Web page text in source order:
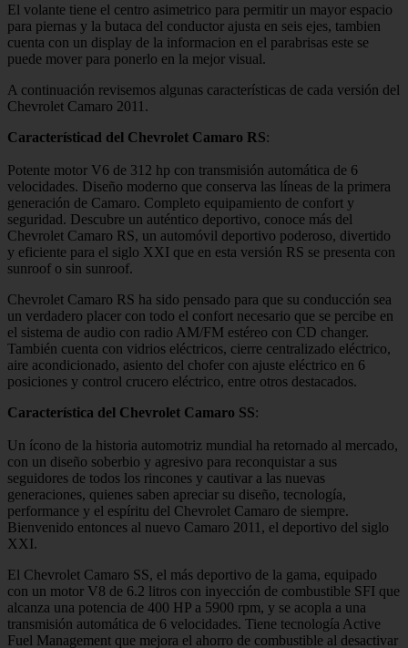
El volante tiene el centro asimetrico para permitir un mayor espacio
para piernas y la butaca del conductor ajusta en seis ejes, tambien
cuenta con un display de la informacion en el parabrisas este se
puede mover para ponerlo en la mejor visual.
A continuación revisemos algunas características de cada versión del
Chevrolet Camaro 2011.
Característicad del Chevrolet Camaro RS:
Potente motor V6 de 312 hp con transmisión automática de 6
velocidades. Diseño moderno que conserva las líneas de la primera
generación de Camaro. Completo equipamiento de confort y
seguridad. Descubre un auténtico deportivo, conoce más del
Chevrolet Camaro RS, un automóvil deportivo poderoso, divertido
y eficiente para el siglo XXI que en esta versión RS se presenta con
sunroof o sin sunroof.
Chevrolet Camaro RS ha sido pensado para que su conducción sea
un verdadero placer con todo el confort necesario que se percibe en
el sistema de audio con radio AM/FM estéreo con CD changer.
También cuenta con vidrios eléctricos, cierre centralizado eléctrico,
aire acondicionado, asiento del chofer con ajuste eléctrico en 6
posiciones y control crucero eléctrico, entre otros destacados.
Característica del Chevrolet Camaro SS:
Un ícono de la historia automotriz mundial ha retornado al mercado,
con un diseño soberbio y agresivo para reconquistar a sus
seguidores de todos los rincones y cautivar a las nuevas
generaciones, quienes saben apreciar su diseño, tecnología,
performance y el espíritu del Chevrolet Camaro de siempre.
Bienvenido entonces al nuevo Camaro 2011, el deportivo del siglo
XXI.
El Chevrolet Camaro SS, el más deportivo de la gama, equipado
con un motor V8 de 6.2 litros con inyección de combustible SFI que
alcanza una potencia de 400 HP a 5900 rpm, y se acopla a una
transmisión automática de 6 velocidades. Tiene tecnología Active
Fuel Management que mejora el ahorro de combustible al desactivar